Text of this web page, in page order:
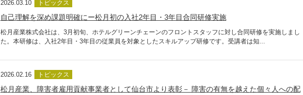
2026.03.10 トピックス
自己理解を深め課題明確にー松月初の入社2年目・3年目合同研修実施
松月産業株式会社は、3月初旬、ホテルグリーンチェーンのフロントスタッフに対し合同研修を実施しまし
た。本研修は、入社2年目・3年目の従業員を対象としたスキルアップ研修です。受講者は知...
2026.02.16 トピックス
松月産業、障害者雇用貢献事業者として仙台市より表彰－ 障害の有無を越えた個々人への配